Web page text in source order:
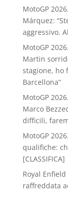
MotoGP
Márquez:
aggressivo.
MotoGP
Martin
stagione, ho
Barcellona”
MotoGP
Marco
difficili,
MotoGP
qualifiche:
[CLASSIFICA]
Royal
raffreddata